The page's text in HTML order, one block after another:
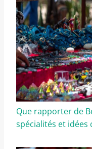
Que rapporter de
spécialités et idées